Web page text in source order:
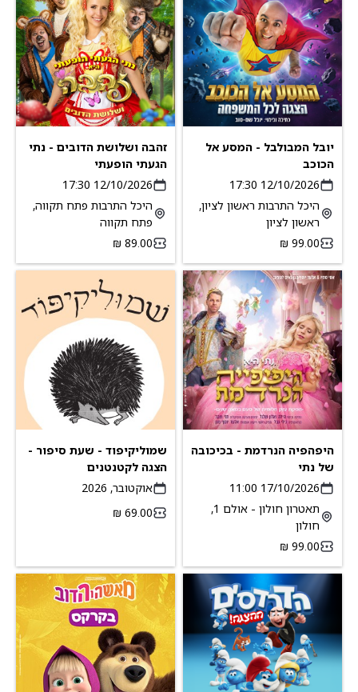
יובל המבולבל - המסע אל
הכוכב
12/10/2026 17:30
היכל התרבות ראשון לציון,
ראשון לציון
זהבה ושלושת הדובים - נתי
הגעתי הופעתי
12/10/2026 17:30
היכל התרבות פתח תקווה,
פתח תקווה
היפהפיה הנרדמת - בכיכובה
של נתי
17/10/2026 11:00
תאטרון חולון - אולם 1,
חולון
שמוליקיפוד - שעת סיפור -
הצגה לקטנטנים
אוקטובר, 2026